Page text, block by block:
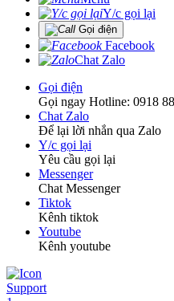
Y/c gọi lại
Gọi điện
Facebook
Chat Zalo
Gọi điện
Gọi ngay Hotline: 0918
Chat Zalo
Để lại lời nhắn qua Zalo
Y/c gọi lại
Yêu cầu gọi lại
Messenger
Chat Messenger
Tiktok
Kênh tiktok
Youtube
Kênh youtube